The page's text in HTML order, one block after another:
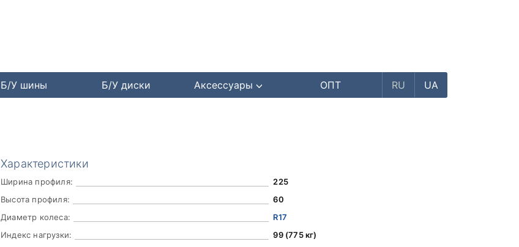
Б/У шины Б/У диски Аксессуары ОПТ RU UA
Характеристики
Ширина профиля:
225
Высота профиля:
60
Диаметр колеса:
R17
Индекс нагрузки:
99 (775 кг)